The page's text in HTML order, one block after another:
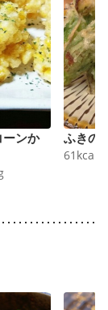
ンか
ふきの
61 kcal